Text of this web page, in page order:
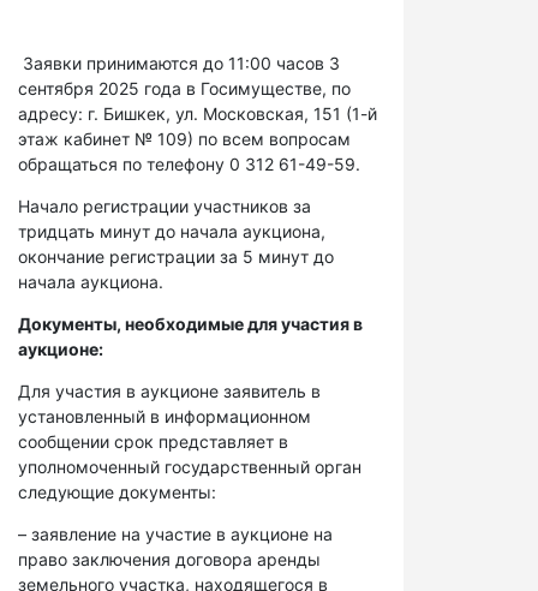
Заявки принимаются до 11:00 часов 3
сентября 2025 года в Госимуществе, по
адресу: г. Бишкек, ул. Московская, 151 (1-й
этаж кабинет № 109) по всем вопросам
обращаться по телефону 0 312 61-49-59.
Начало регистрации участников за
тридцать минут до начала аукциона,
окончание регистрации за 5 минут до
начала аукциона.
Документы, необходимые для участия в
аукционе:
Для участия в аукционе заявитель в
установленный в информационном
сообщении срок представляет в
уполномоченный государственный орган
следующие документы:
– заявление на участие в аукционе на
право заключения договора аренды
земельного участка, находящегося в